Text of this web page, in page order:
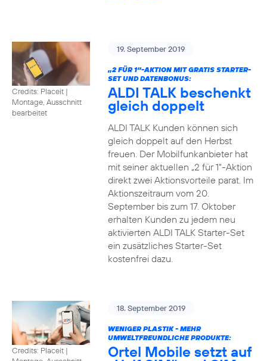
Credits: Placeit |
Montage, Ausschnitt
bearbeitet
19. September 2019
„2 FÜR 1“-AKTION MIT GRATIS STARTER-
SET UND DATENBONUS:
ALDI TALK beschenkt
gleich doppelt
ALDI TALK Kunden können sich
gleich doppelt auf den Herbst
freuen. Der Mobilfunkanbieter hat
mit seiner aktuellen „2 für 1“-Aktion
direkt zwei Aktionsvorteile parat. Im
Aktionszeitraum vom 20.
September bis zum 17. Oktober
erhalten Kunden zu jedem neu
aktivierten ALDI TALK Starter-Set
ein zusätzliches Starter-Set
kostenfrei dazu.
Credits: Placeit |
18. September 2019
WENIGER PLASTIK - MEHR
UMWELTFREUNDLICHE PRODUKTE:
Ortel Mobile setzt auf